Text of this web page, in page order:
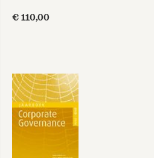
Teksten Europees
belastingrecht
2025/2026
€ 110,00